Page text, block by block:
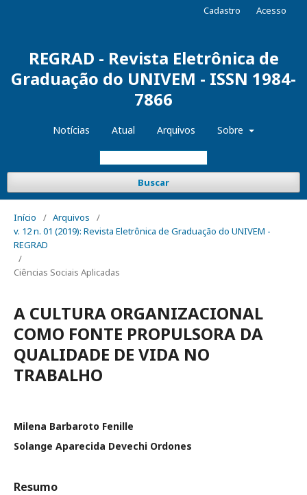
REGRAD - Revista Eletrônica de
Graduação do UNIVEM - ISSN 1984-
7866
Notícias Atual Arquivos Sobre
Buscar
Cadastro Acesso
Início / Arquivos
/
v. 12 n. 01 (2019): Revista Eletrônica de Graduação do UNIVEM -
REGRAD
/
Ciências Sociais Aplicadas
A CULTURA ORGANIZACIONAL
COMO FONTE PROPULSORA DA
QUALIDADE DE VIDA NO
TRABALHO
Milena Barbaroto Fenille
Solange Aparecida Devechi Ordones
Resumo